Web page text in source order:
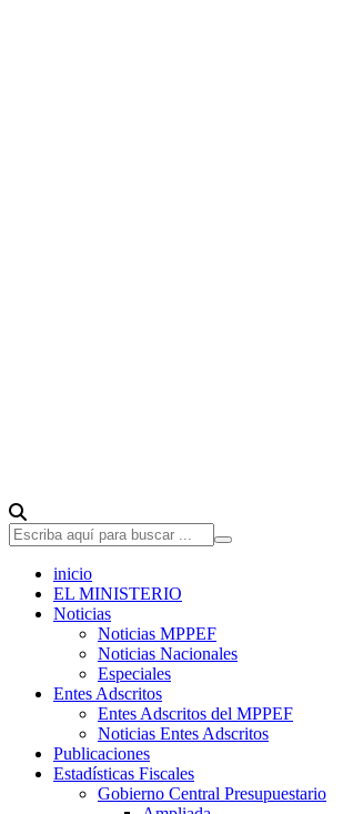
inicio
EL MINISTERIO
Noticias
Noticias MPPEF
Noticias Nacionales
Especiales
Entes Adscritos
Entes Adscritos del MPPEF
Noticias Entes Adscritos
Publicaciones
Estadísticas Fiscales
Gobierno Central Presupuestario